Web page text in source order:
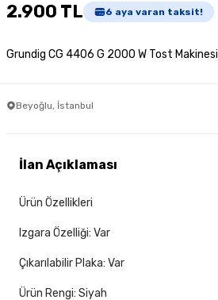
2.900 TL 6 aya varan taksit!
Grundig CG 4406 G 2000 W Tost Makinesi
Beyoğlu, İstanbul
İlan Açıklaması
Ürün Özellikleri
Izgara Özelliği: Var
Çıkarılabilir Plaka: Var
Ürün Rengi: Siyah